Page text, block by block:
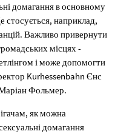
домагання в основному
стосується, наприклад,
Важливо привернути
місцях -
і може допомогти
Kurhessenbahn Єнс
Фольмер.
як можна
домагання